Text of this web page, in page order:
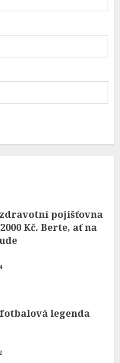
pojišťovna
Kč. Berte, ať na
legenda